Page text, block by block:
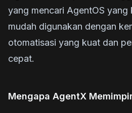
yang mencari AgentOS yang
mudah digunakan dengan
otomatisasi yang kuat dan
cepat.
Mengapa AgentX